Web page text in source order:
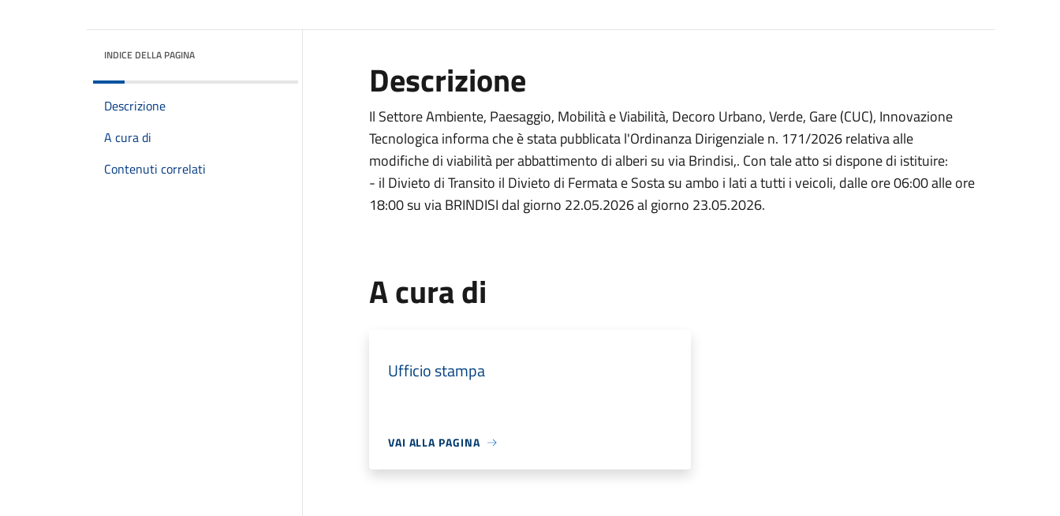
INDICE DELLA PAGINA
Descrizione
A cura di
Contenuti correlati
Descrizione
Il Settore Ambiente, Paesaggio, Mobilità e Viabilità, Decoro Urbano, Verde, Gare (CUC), Innovazione
Tecnologica informa che è stata pubblicata l'Ordinanza Dirigenziale n. 171/2026 relativa alle
modifiche di viabilità per abbattimento di alberi su via Brindisi,. Con tale atto si dispone di istituire:
- il Divieto di Transito il Divieto di Fermata e Sosta su ambo i lati a tutti i veicoli, dalle ore 06:00 alle ore
18:00 su via BRINDISI dal giorno 22.05.2026 al giorno 23.05.2026.
A cura di
Ufficio stampa
VAI ALLA PAGINA